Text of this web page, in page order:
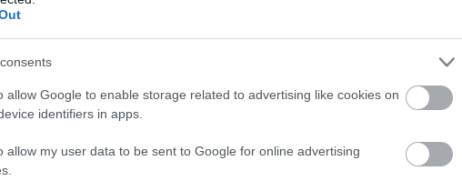
allow Google to enable storage related to advertising like cookies on
identifiers in apps.
allow my user data to be sent to Google for online advertising
μεριδίων μπορεί να επηρεάσει τη
για την πρώτη φορά που η Κομισιόν
προσέγγισης εργαζομένων μεταξύ
με τις οποίες οι εταιρείες
προσωπικό η μία από την άλλη. Αυτές οι
06.08.2026 |
Φωτιά
εικόνες